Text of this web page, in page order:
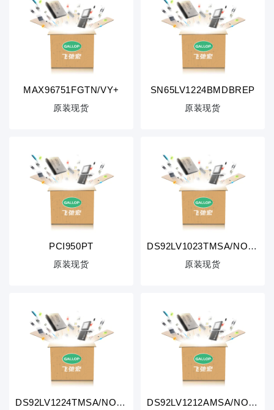
MAX96751FGTN/VY+
原装现货
SN65LV1224BMDBREP
原装现货
PCI950PT
原装现货
DS92LV1023TMSA/NOPB
原装现货
DS92LV1224TMSA/NOPB DS92LV1212AMSA/NOPB